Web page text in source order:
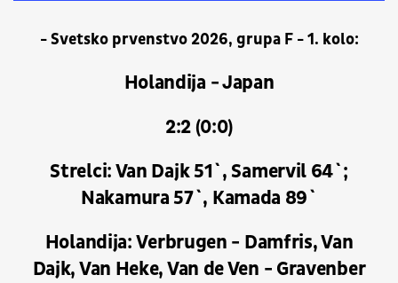
- Svetsko prvenstvo 2026, grupa F - 1. kolo:
Holandija - Japan
2:2 (0:0)
Strelci: Van Dajk 51`, Samervil 64`;
Nakamura 57`, Kamada 89`
Holandija: Verbrugen - Damfris, Van
Dajk, Van Heke, Van de Ven - Gravenber